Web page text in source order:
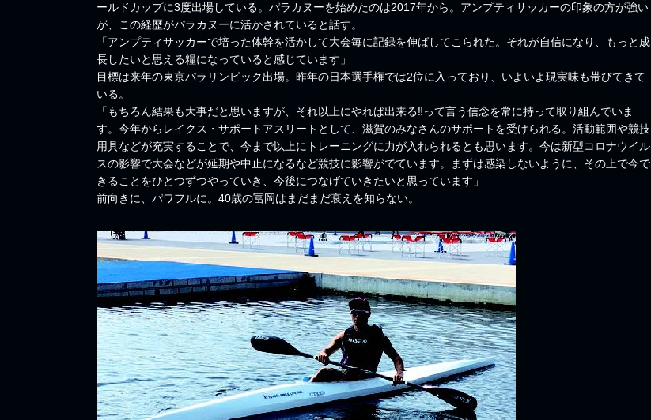
ールドカップに3度出場している。パラカヌーを始めたのは2017年から。アンプティサッカーの印象の方が強い
が、この経歴がパラカヌーに活かされていると話す。
「アンプティサッカーで培った体幹を活かして大会毎に記録を伸ばしてこられた。それが自信になり、もっと成
長したいと思える糧になっていると感じています」
目標は来年の東京パラリンピック出場。昨年の日本選手権では2位に入っており、いよいよ現実味も帯びてきて
いる。
「もちろん結果も大事だと思いますが、それ以上にやれば出来る‼って言う信念を常に持って取り組んでいま
す。今年からレイクス・サポートアスリートとして、滋賀のみなさんのサポートを受けられる。活動範囲や競技
用具などが充実することで、今まで以上にトレーニングに力が入れられるとも思います。今は新型コロナウイル
スの影響で大会などが延期や中止になるなど競技に影響がでています。まずは感染しないように、その上で今で
きることをひとつずつやっていき、今後につなげていきたいと思っています」
前向きに、パワフルに。40歳の冨岡はまだまだ衰えを知らない。